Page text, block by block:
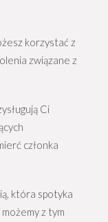
korzystać z
związane z
Ci
członka
która spotyka
z tym